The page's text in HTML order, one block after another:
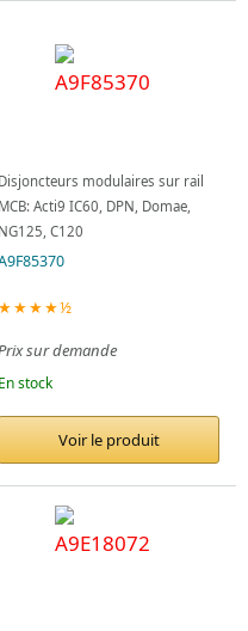
Disjoncteurs modulaires sur rail
MCB: Acti9 IC60, DPN, Domae,
NG125, C120
★★★★½
sur demande
En stock
Voir le produit